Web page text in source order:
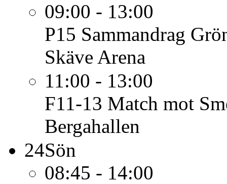
09:00 - 13:00
P15 Sammandrag
Skäve Arena
11:00 - 13:00
F11-13 Match mot
Bergahallen
24Sön
08:45 - 14:00